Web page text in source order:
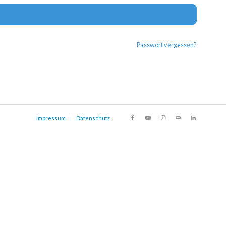
Passwort vergessen?
Impressum Datenschutz